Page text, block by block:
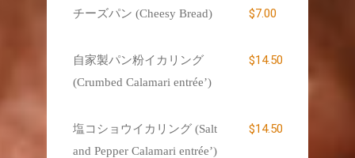
チーズパン (Cheesy Bread) $7.00
自家製パン粉イカリング
(Crumbed Calamari entrée’)
$14.50
塩コショウイカリング (Salt
and Pepper Calamari entrée’)
$14.50